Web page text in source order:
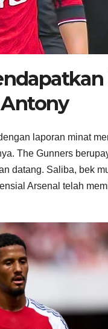
laporan minat
The Gunners
datang. Saliba, bek
Arsenal telah